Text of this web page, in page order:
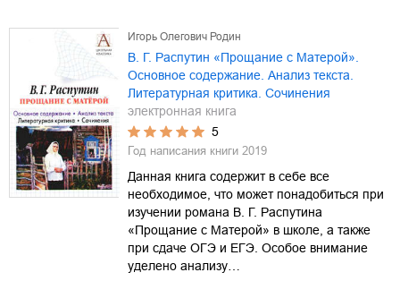
Игорь Олегович Родин
В. Г. Распутин «Прощание с Матерой».
Основное содержание. Анализ текста.
Литературная критика. Сочинения
электронная книга
5
Год написания книги 2019
Данная книга содержит в себе все
необходимое, что может понадобиться при
изучении романа В. Г. Распутина
«Прощание с Матерой» в школе, а также
при сдаче ОГЭ и ЕГЭ. Особое внимание
уделено анализу…